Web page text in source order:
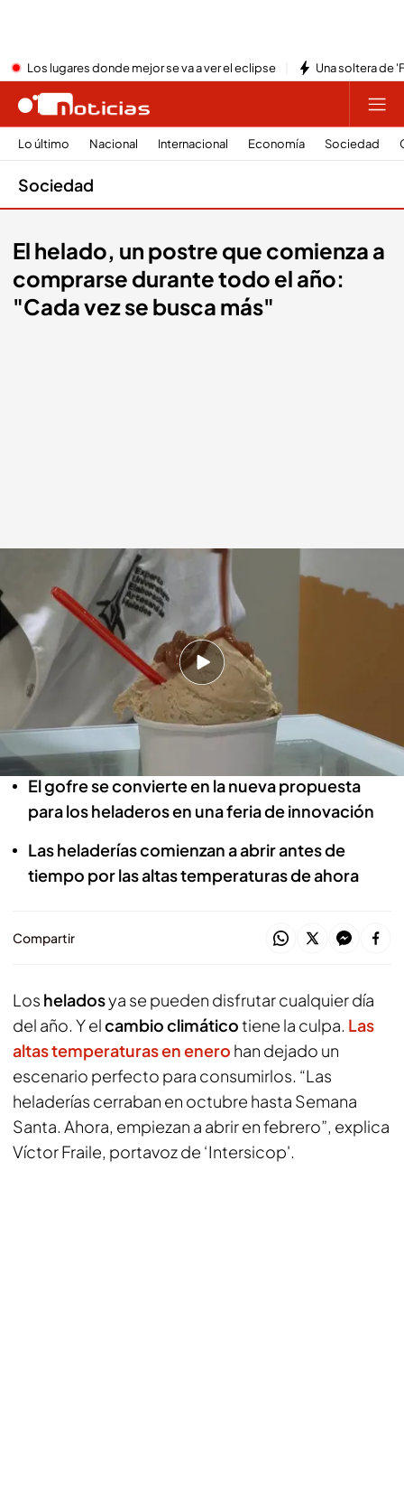
Los lugares donde mejor se va a ver el eclipse Una soltera de
Lo último Nacional Internacional Economía Sociedad
Sociedad
El helado, un postre que comienza a
comprarse durante todo el año:
"Cada vez se busca más"
El helado comienza a comprarse durante todo el año por las altas
Redacción digital Noticias Cuatro
20 FEB 2024 - 22:43h.
La feria del helado en Madrid refleja cómo este
postre se ha transformado en una elección
para todo el año
El gofre se convierte en la nueva propuesta
para los heladeros en una feria de innovación
Las heladerías comienzan a abrir antes de
tiempo por las altas temperaturas de ahora
Compartir
Los heladosya se pueden disfrutar cualquier día
del año. Y elcambio climáticotiene la culpa. Las
altas temperaturas en enero han dejado un
escenario perfecto para consumirlos. “Las
heladerías cerraban en octubre hasta Semana
Santa. Ahora, empiezan a abrir en febrero”, explica
Víctor Fraile, portavoz de ‘Intersicop'.